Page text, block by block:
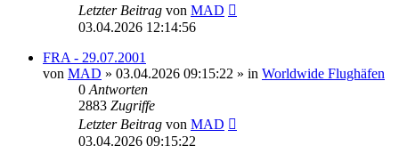
Letzter Beitrag von MAD
03.04.2026 12:14:56
FRA - 29.07.2001
von MAD » 03.04.2026 09:15:22 » in Worldwide Flughäfen
0 Antworten
2883 Zugriffe
Letzter Beitrag von MAD
03.04.2026 09:15:22